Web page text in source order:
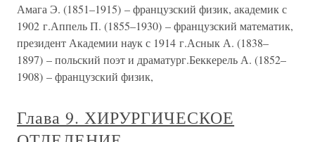
Амага Э. (1851–1915) – французский физик, академик с
1902 г.Аппель П. (1855–1930) – французский математик,
президент Академии наук с 1914 г.Аснык А. (1838–
1897) – польский поэт и драматург.Беккерель А. (1852–
1908) – французский физик,
Глава 9. ХИРУРГИЧЕСКОЕ